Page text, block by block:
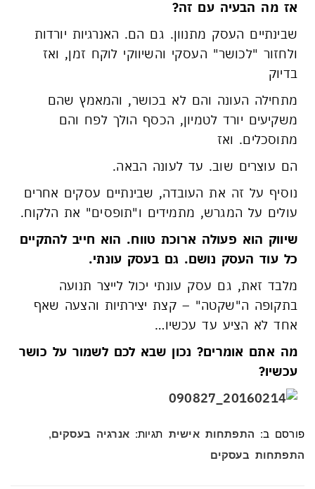
אז מה הבעיה עם זה?
שבינתיים העסק מתנוון. גם הם. האנרגיות יורדות
ולחזור "לכושר" העסקי והשיווקי לוקח זמן, ואז
בדיוק
מתחילה העונה והם לא בכושר, והמאמץ שהם
משקיעים יורד לטמיון, הכסף הולך לפח והם
מתוסכלים. ואז
הם עוצרים שוב. עד לעונה הבאה.
נוסיף על זה את העובדה, שבינתיים עסקים אחרים
עולים על המגרש, מתמידים ו"תופסים" את הלקוח.
שיווק הוא פעולה ארוכת טווח. הוא חייב להתקיים
כל עוד העסק נושם. גם בעסק עונתי.
מלבד זאת, גם עסק עונתי יכול לייצר תנועה
בתקופה ה"שקטה" – קצת יצירתיות והצעה שאף
אחד לא הציע עד עכשיו…
מה אתם אומרים? נכון שבא לכם לשמור על כושר
עכשיו?
פורסם ב: התפתחות אישית תגיות:אנרגיה בעסקים,
התפתחות בעסקים